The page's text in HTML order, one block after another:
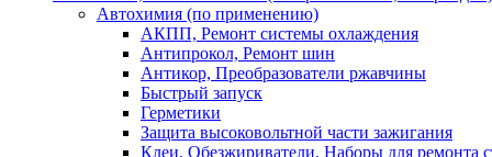
Автохимия (по применению)
АКПП, Ремонт системы охлаждения
Антипрокол, Ремонт шин
Антикор, Преобразователи ржавчины
Быстрый запуск
Герметики
Защита высоковольтной части зажигания
Клеи, Обезжириватели, Наборы для ремонта